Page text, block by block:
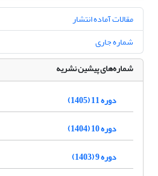
مقالات آماده انتشار
شماره جاری
شماره‌های پیشین نشریه
دوره 11 (1405)
دوره 10 (1404)
دوره 9 (1403)